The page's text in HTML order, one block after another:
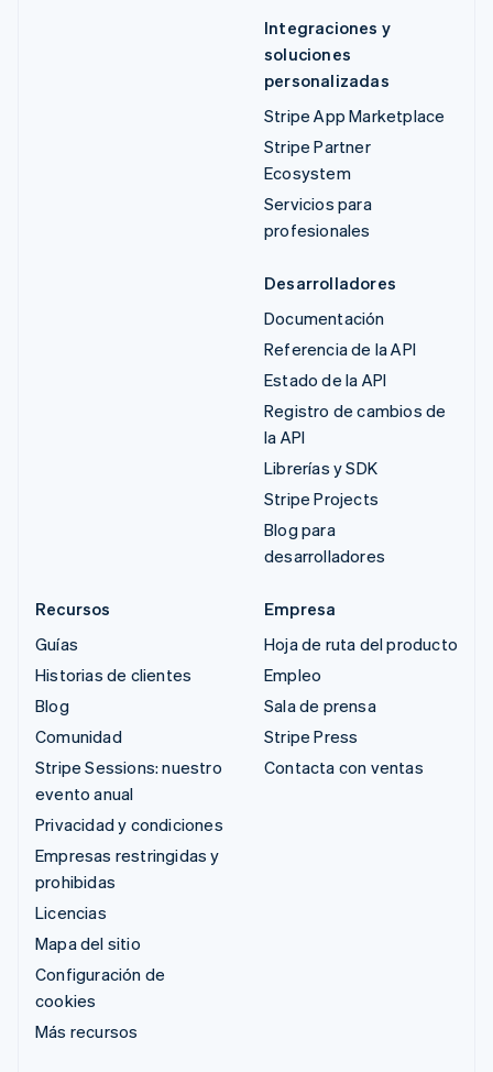
Integraciones y
soluciones
personalizadas
Stripe App Marketplace
Stripe Partner
Ecosystem
Servicios para
profesionales
Desarrolladores
Documentación
Referencia de la API
Estado de la API
Registro de cambios de
la API
Librerías y SDK
Stripe Projects
Blog para
desarrolladores
Recursos
Guías
Historias de clientes
Blog
Comunidad
Stripe Sessions: nuestro
evento anual
Privacidad y condiciones
Empresas restringidas y
prohibidas
Licencias
Mapa del sitio
Configuración de
cookies
Más recursos
Empresa
Hoja de ruta del producto
Empleo
Sala de prensa
Stripe Press
Contacta con ventas